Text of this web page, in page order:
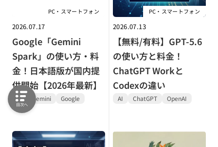
PC・スマートフォン
2026.07.17
Google「Gemini
Spark」の使い方・料
金！日本語版が国内提
供開始【2026年最新】
AI Gemini Google
PC・スマートフォン
2026.07.13
【無料/有料】GPT-5.6
の使い方と料金！
ChatGPT Workと
Codexの違い
AI ChatGPT OpenAI
目次へ